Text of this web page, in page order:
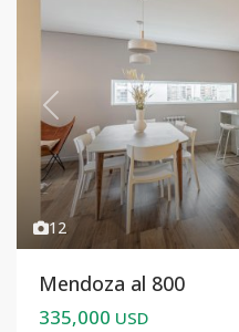
12
Previous
Mendoza al 800
335,000 USD